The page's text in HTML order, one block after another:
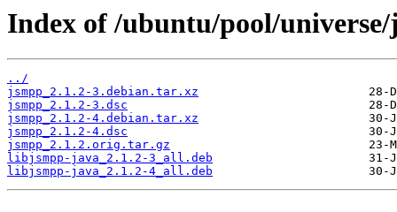
Index of /ubuntu/pool/
../
jsmpp_2.1.2-3.debian.tar.xz
jsmpp_2.1.2-3.dsc
jsmpp_2.1.2-4.debian.tar.xz
jsmpp_2.1.2-4.dsc
jsmpp_2.1.2.orig.tar.gz
libjsmpp-java_2.1.2-3_all.deb
libjsmpp-java_2.1.2-4_all.deb